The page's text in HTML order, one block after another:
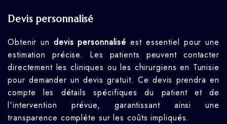
Devis personnalisé
Obtenir un devis personnalisé est essentiel pour une
estimation précise. Les patients peuvent contacter
directement les cliniques ou les chirurgiens en Tunisie
pour demander un devis gratuit. Ce devis prendra en
compte les détails spécifiques du patient et de
l'intervention prévue, garantissant ainsi une
transparence complète sur les coûts impliqués.